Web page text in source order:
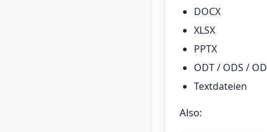
DOCX
XLSX
PPTX
ODT / ODS /
Textdateien
Also: